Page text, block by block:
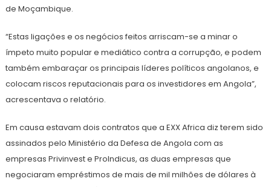
de Moçambique.
“Estas ligações e os negócios feitos arriscam-se a minar o
ímpeto muito popular e mediático contra a corrupção, e podem
também embaraçar os principais líderes políticos angolanos, e
colocam riscos reputacionais para os investidores em Angola”,
acrescentava o relatório.
Em causa estavam dois contratos que a EXX Africa diz terem sido
assinados pelo Ministério da Defesa de Angola com as
empresas Privinvest e Prolndicus, as duas empresas que
negociaram empréstimos de mais de mil milhões de dólares à